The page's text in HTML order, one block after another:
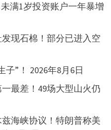
满1岁投资账户一年暴增
现石棉！部分已进入空
”！ 2026年8月6日
最差！49场大型山火仍
海峡协议！特朗普称美